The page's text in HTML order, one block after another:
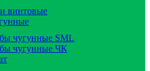
винтовые
чугунные SML
чугунные ЧК